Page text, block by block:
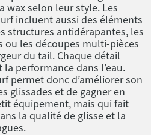
wax selon leur style. Les
incluent aussi des éléments
structures antidérapantes, les
ou les découpes multi-pièces
du tail. Chaque détail
performance dans l’eau.
permet donc d’améliorer son
glissades et de gagner en
équipement, mais qui fait
la qualité de glisse et la